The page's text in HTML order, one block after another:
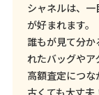
シャネルは、
が好まれます。
誰もが見て分
れたバッグや
高額査定につな
古くても大丈夫